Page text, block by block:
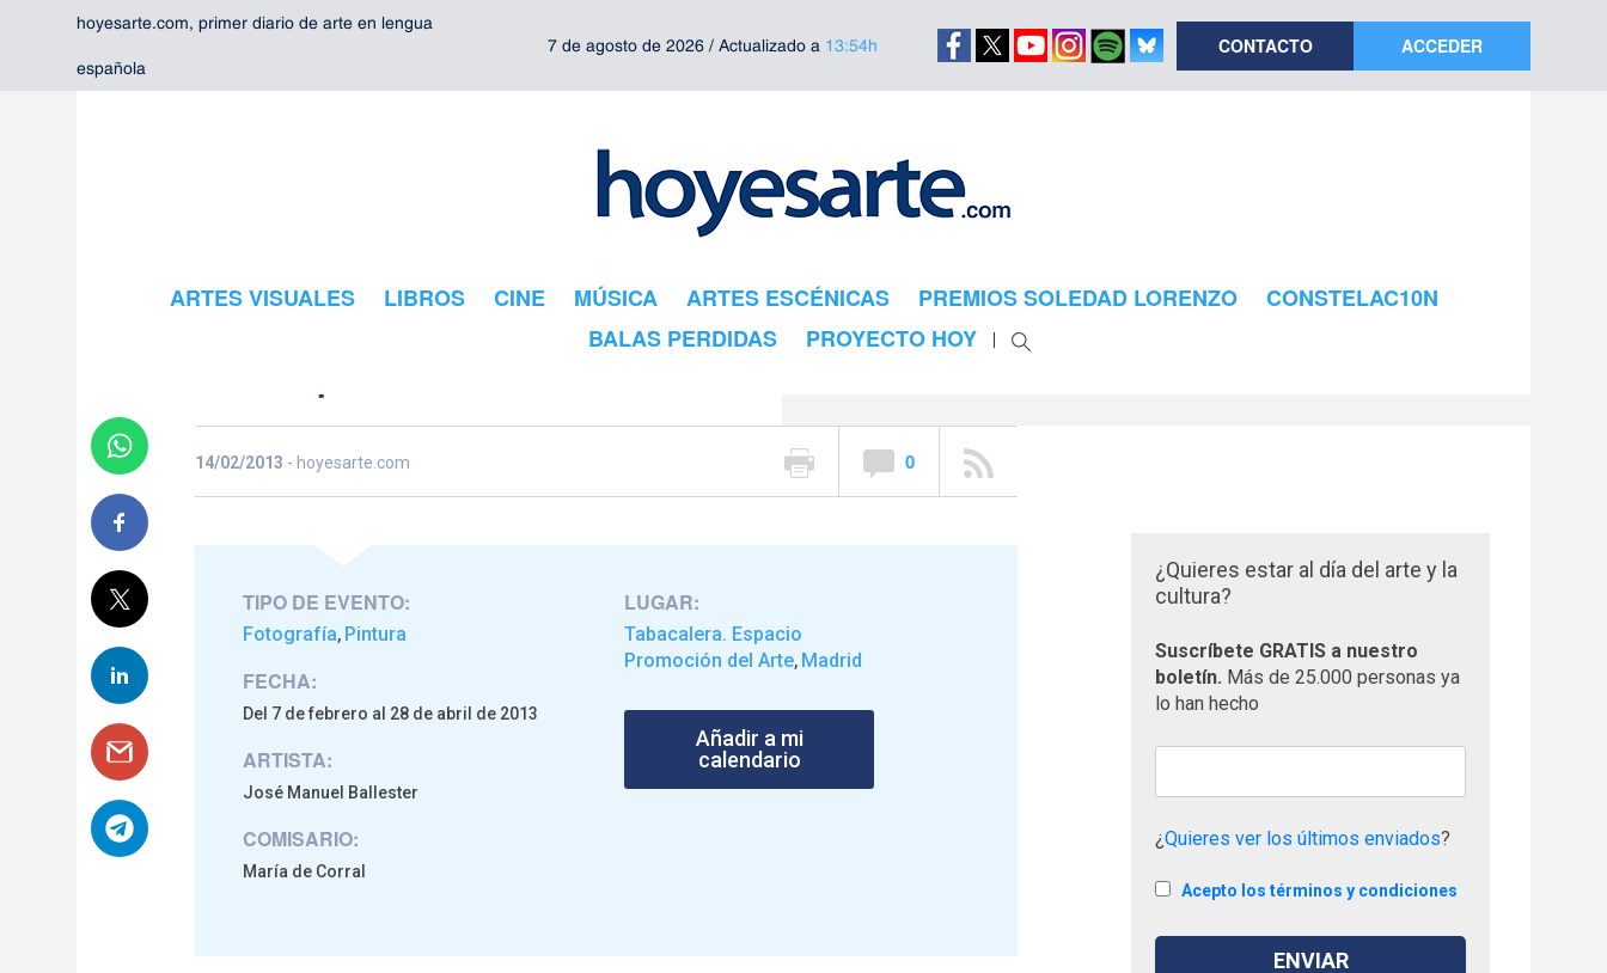
hoyesarte.com, primer diario de arte en lengua
española
7 de agosto de 2026 / Actualizado a 13:54h CONTACTO ACCEDER
ARTES VISUALES LIBROS CINE MÚSICA ARTES ESCÉNICAS PREMIOS SOLEDAD LORENZO
CONSTELAC10N
BALAS PERDIDAS
PROYECTO HOY
Bosques de luz
14/02/2013 - hoyesarte.com 0
TIPO DE EVENTO:
Fotografía, Pintura
FECHA:
Del 7 de febrero al 28 de abril de 2013
ARTISTA:
José Manuel Ballester
COMISARIO:
María de Corral
LUGAR:
Tabacalera. Espacio
Promoción del Arte, Madrid
Añadir a mi
calendario
¿Quieres estar al día del arte y la
cultura?
Suscríbete GRATIS a nuestro
boletín. Más de 25.000 personas ya
lo han hecho
¿Quieres ver los últimos enviados?
Acepto los términos y condiciones